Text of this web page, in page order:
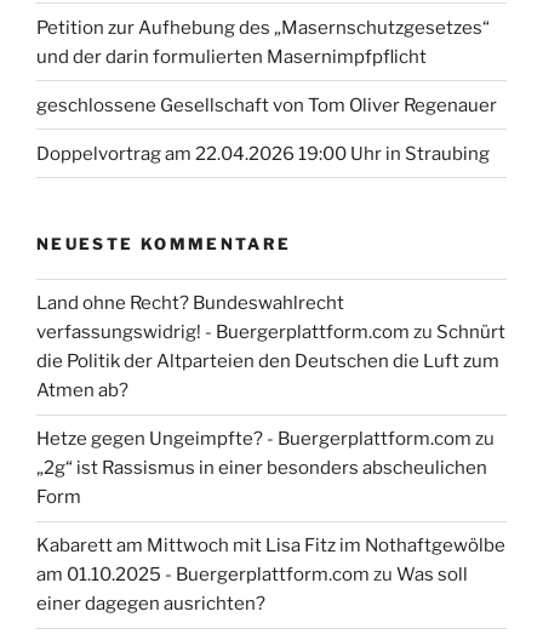
Petition zur Aufhebung des „Masernschutzgesetzes“
und der darin formulierten Masernimpfpflicht
geschlossene Gesellschaft von Tom Oliver Regenauer
Doppelvortrag am 22.04.2026 19:00 Uhr in Straubing
NEUESTE KOMMENTARE
Land ohne Recht? Bundeswahlrecht
verfassungswidrig! - Buergerplattform.com zu Schnürt
die Politik der Altparteien den Deutschen die Luft zum
Atmen ab?
Hetze gegen Ungeimpfte? - Buergerplattform.com zu
„2g“ ist Rassismus in einer besonders abscheulichen
Form
Kabarett am Mittwoch mit Lisa Fitz im Nothaftgewölbe
am 01.10.2025 - Buergerplattform.com zu Was soll
einer dagegen ausrichten?